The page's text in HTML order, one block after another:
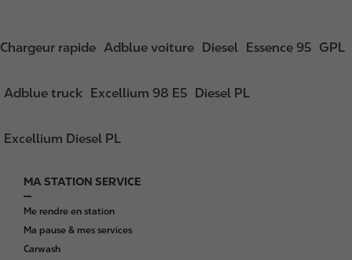
Chargeur rapide Adblue voiture Diesel Essence 95 GPL
Adblue truck Excellium 98 E5 Diesel PL
Excellium Diesel PL
F
o
o
t
MA STATION SERVICE
Me rendre en station
Ma pause & mes services
Carwash